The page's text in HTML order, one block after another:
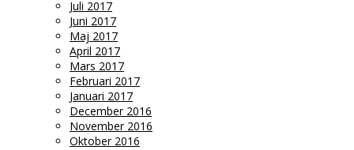
Juli 2017
Juni 2017
Maj 2017
April 2017
Mars 2017
Februari 2017
Januari 2017
December 2016
November 2016
Oktober 2016